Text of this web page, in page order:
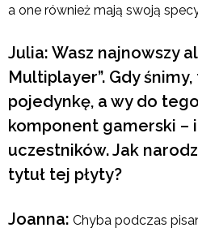
a one również mają swoją
Julia: Wasz najnowszy
Multiplayer”. Gdy
pojedynkę, a wy do
komponent gamerski –
uczestników. Jak
tytuł tej płyty?
Joanna: Chyba podczas